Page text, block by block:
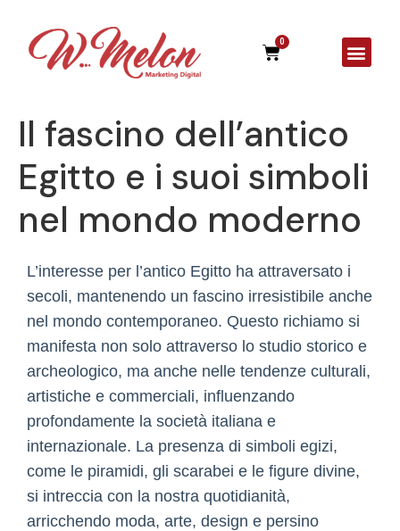
0
Il fascino dell’antico
Egitto e i suoi simboli
nel mondo moderno
L’interesse per l’antico Egitto ha attraversato i
secoli, mantenendo un fascino irresistibile anche
nel mondo contemporaneo. Questo richiamo si
manifesta non solo attraverso lo studio storico e
archeologico, ma anche nelle tendenze culturali,
artistiche e commerciali, influenzando
profondamente la società italiana e
internazionale. La presenza di simboli egizi,
come le piramidi, gli scarabei e le figure divine,
si intreccia con la nostra quotidianità,
arricchendo moda, arte, design e persino